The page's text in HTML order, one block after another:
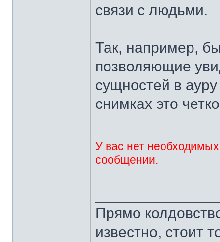
связи с людьми.
Так, например,
позволяющие
сущностей в
снимках это
У вас нет
сообщении.
Прямо
известно, стоит